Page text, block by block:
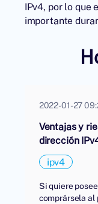
IPv4, por lo que
importante
2022-01-27
Ventajas y
dirección
ipv4
Si quiere
comprársela al